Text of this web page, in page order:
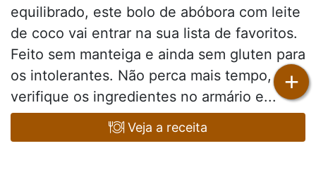
equilibrado, este bolo de abóbora com leite
de coco vai entrar na sua lista de favoritos.
Feito sem manteiga e ainda sem gluten para
os intolerantes. Não perca mais tempo,
verifique os ingredientes no armário e...
Veja a receita
+